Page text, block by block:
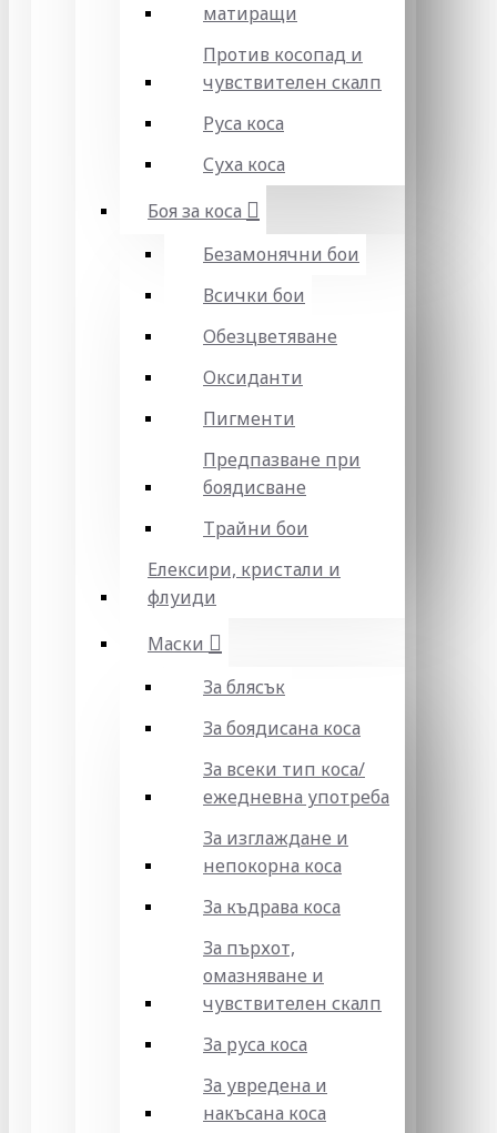
матиращи
Против косопад и
чувствителен скалп
Руса коса
Суха коса
Боя за коса
Безамонячни бои
Всички бои
Обезцветяване
Оксиданти
Пигменти
Предпазване при
боядисване
Трайни бои
Елексири, кристали и
флуиди
Маски
За блясък
За боядисана коса
За всеки тип коса/
ежедневна употреба
За изглаждане и
непокорна коса
За къдрава коса
За пърхот,
омазняване и
чувствителен скалп
За руса коса
За увредена и
накъсана коса